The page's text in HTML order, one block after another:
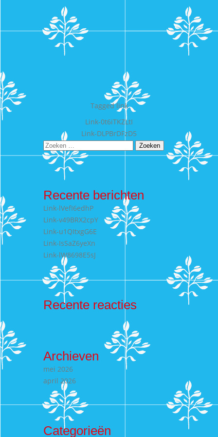
Taggedlink
navigatie
Link-0t6iTKZLtI
Link-DLPBrDFzD5
Zoeken
naar:
Recente berichten
Link-lVefI6edhP
Link-v49BRX2cpY
Link-u1QItxgG6E
Link-IsSaZ6yeXn
Link-lW8698E5sJ
Recente reacties
Archieven
mei 2026
april 2026
Categorieën